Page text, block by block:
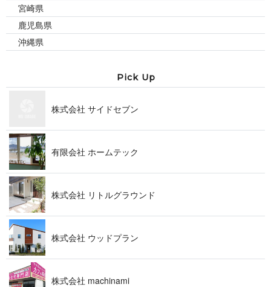
宮崎県
鹿児島県
沖縄県
Pic k U p
株式会社 サイ ド セ ブ ン
有限会社 ホー ム テ ッ ク
株式会社 リトルグ ラ ウ ン ド
株式会社 ウッ ド プ ラ ン
株式会社 machi n a m i